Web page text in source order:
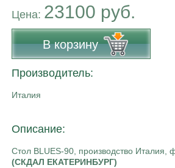
Цена: 23100 руб.
В корзину
Производитель:
Италия
Описание:
Стол BLUES-90, производство Италия,
(СКДАЛ ЕКАТЕРИНБУРГ)